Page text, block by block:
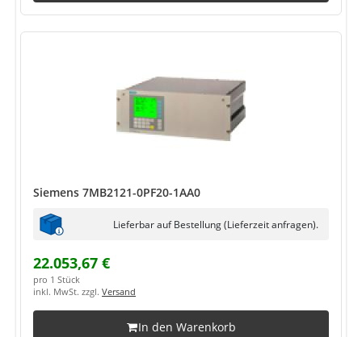
Siemens 7MB2121-0PF20-1AA0
Lieferbar auf Bestellung (Lieferzeit anfragen).
22.053,67 €
pro 1 Stück
inkl. MwSt. zzgl. Versand
In den Warenkorb